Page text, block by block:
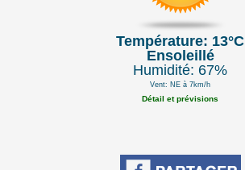
Température: 13°C
Ensoleillé
Humidité: 67%
Vent: NE à 7km/h
Détail et prévisions